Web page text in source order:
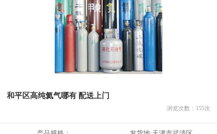
和平区高纯氦气哪有 配送上门
浏览次数： 155次